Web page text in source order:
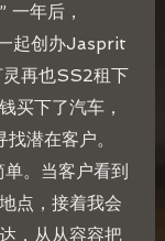
一年后，
起创办Jasprit
再也SS2租下
买下了汽车，
潜在客户。
。当客户看到
点，接着我会
，从从容容把